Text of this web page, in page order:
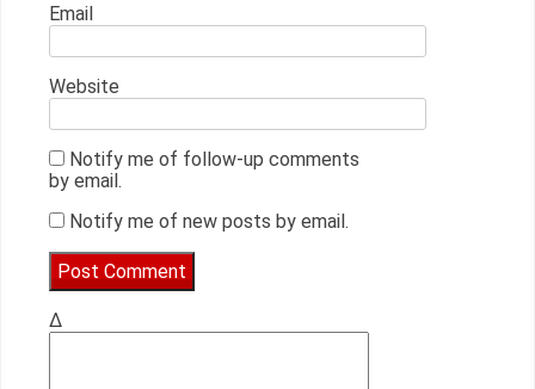
Email
Website
Notify me of follow-up comments
by email.
Notify me of new posts by email.
Δ